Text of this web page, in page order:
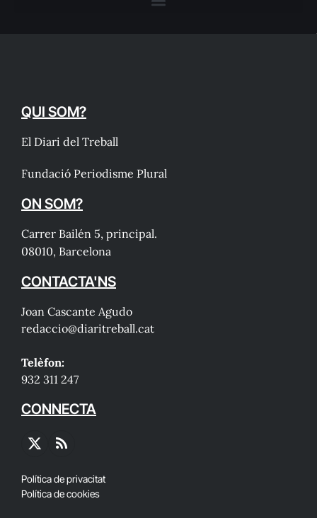
QUI SOM?
El Diari del Treball
Fundació Periodisme Plural
ON SOM?
Carrer Bailén 5, principal.
08010, Barcelona
CONTACTA'NS
Joan Cascante Agudo
redaccio@diaritreball.cat
Telèfon:
932 311 247
CONNECTA
X
RSS
Política de privacitat
Política de cookies